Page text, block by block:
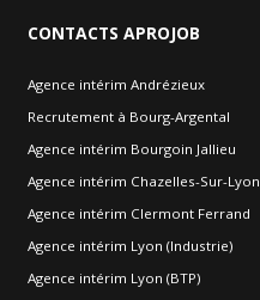
CONTACTS APROJOB
Agence intérim Andrézieux
Recrutement à Bourg-Argental
Agence intérim Bourgoin Jallieu
Agence intérim Chazelles-Sur-Lyon
Agence intérim Clermont Ferrand
Agence intérim Lyon (Industrie)
Agence intérim Lyon (BTP)